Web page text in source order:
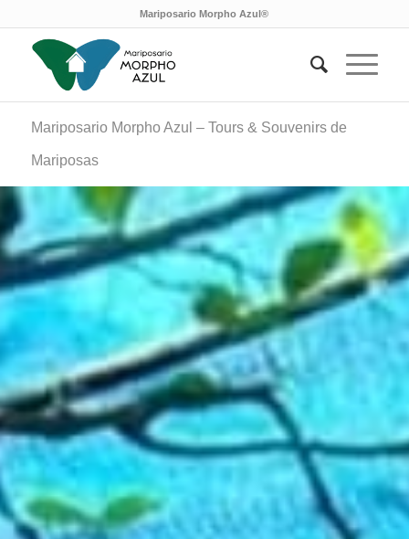
Mariposario Morpho Azul®
Mariposario Morpho Azul – Tours & Souvenirs de
Mariposas